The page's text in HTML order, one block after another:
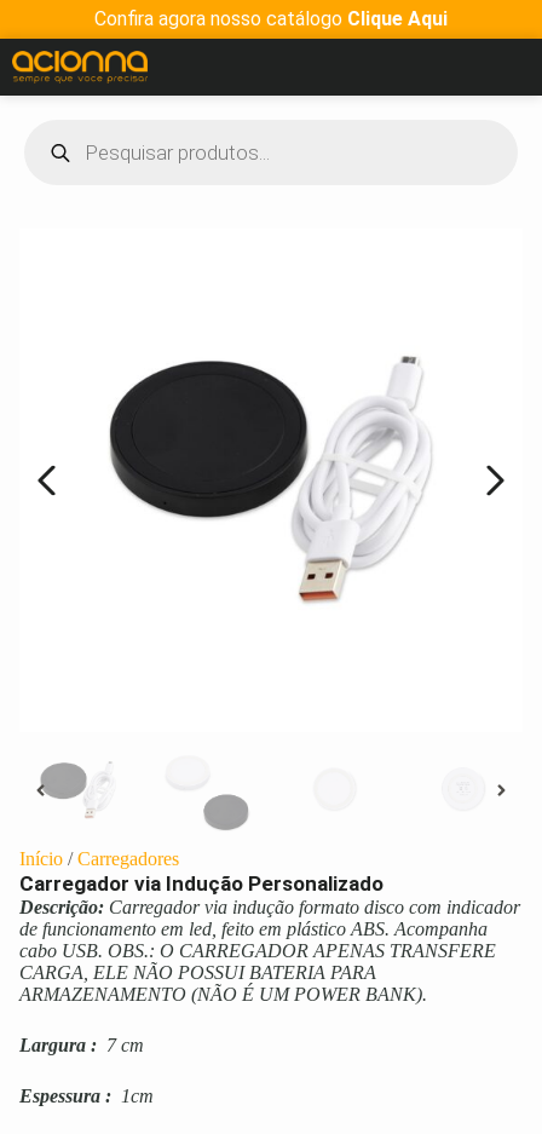
Confira agora nosso catálogo Clique Aqui
Início /Carregadores
Carregador via Indução Personalizado
Descrição: Carregador via indução formato disco com indicador
de funcionamento em led, feito em plástico ABS. Acompanha
cabo USB. OBS.: O CARREGADOR APENAS TRANSFERE
CARGA, ELE NÃO POSSUI BATERIA PARA
ARMAZENAMENTO (NÃO É UM POWER BANK).
Largura : 7 cm
Espessura : 1cm